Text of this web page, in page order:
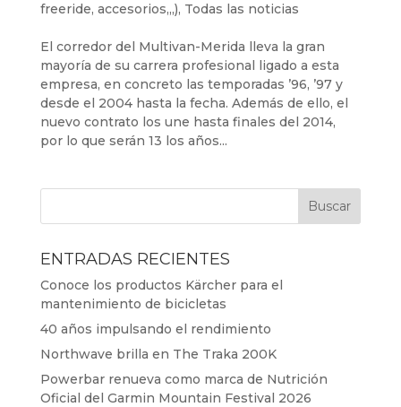
freeride, accesorios,,,), Todas las noticias
El corredor del Multivan-Merida lleva la gran
mayoría de su carrera profesional ligado a esta
empresa, en concreto las temporadas ’96, ’97 y
desde el 2004 hasta la fecha. Además de ello, el
nuevo contrato los une hasta finales del 2014,
por lo que serán 13 los años...
ENTRADAS RECIENTES
Conoce los productos Kärcher para el
mantenimiento de bicicletas
40 años impulsando el rendimiento
Northwave brilla en The Traka 200K
Powerbar renueva como marca de Nutrición
Oficial del Garmin Mountain Festival 2026